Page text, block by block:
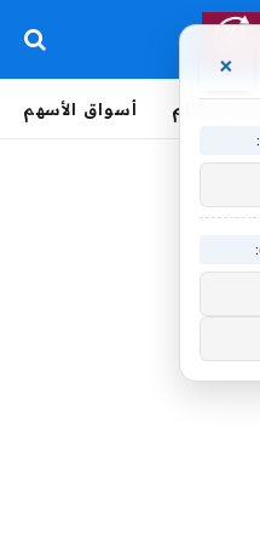
أخبار العالم أسواق الأسهم
×